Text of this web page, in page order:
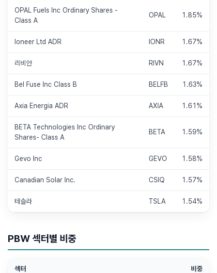
OPAL Fuels Inc Ordinary Shares -
Class A
OPAL 1.85%
Ioneer Ltd ADR IONR 1.67%
리비안 RIVN 1.67%
Bel Fuse Inc Class B BELFB 1.63%
Axia Energia ADR AXIA 1.61%
BETA Technologies Inc Ordinary
Shares- Class A
BETA 1.59%
Gevo Inc GEVO 1.58%
Canadian Solar Inc. CSIQ 1.57%
테슬라 TSLA 1.54%
PBW 섹터별 비중
섹터 비중